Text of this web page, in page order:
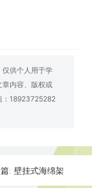
仅供个人用于学
章内容、版权或
：18923725282
: 壁挂式海绵架